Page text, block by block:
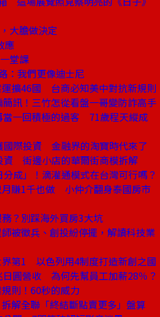
大膽做決定
應
堂課
：我們更像迪士尼
擴46國 台商必知美中對抗新規則
訊！三竹怎從看盤一哥變防詐高手
當一回積極的過客 71歲程天縱成
國際投資 金融界的淘寶時代來了
資 街邊小店的華爾街商模拆解
成」！滴灌通模式在台灣可行嗎？
月賺1千也做 小仲介翻身泰國房市
？別踩海外買房3大坑
被徵兵、創投紛停擺，解讀科技業
第1 以色列用4制度打造新創之國
日圓營收 為何先幫員工加薪28％？
則！60秒的威力
解全聯「終結斷點賣更多」盤算